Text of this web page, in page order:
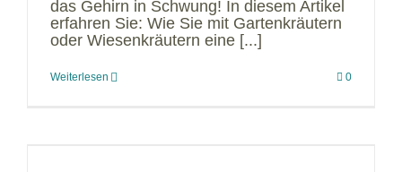
das Gehirn in Schwung! In diesem Artikel
erfahren Sie: Wie Sie mit Gartenkräutern
oder Wiesenkräutern eine [...]
Weiterlesen 0